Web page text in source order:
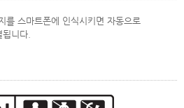
를 스마트폰에 인식시키면 자동으로
니다.